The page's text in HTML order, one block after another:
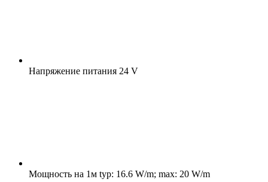
Напряжение питания 24 V
Мощность на 1м typ: 16.6 W/m; max: 20 W/m